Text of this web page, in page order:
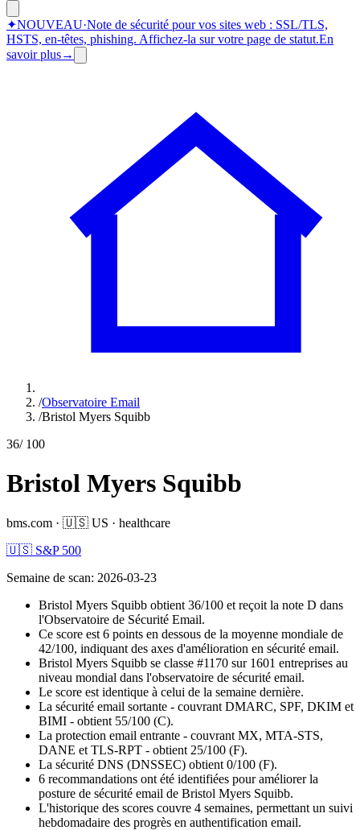
✦NOUVEAU·Note de sécurité pour vos sites web : SSL/TLS,
HSTS, en-têtes, phishing. Affichez-la sur votre page de statut.En
savoir plus→
/Observatoire Email
/Bristol Myers Squibb
36/ 100
Bristol Myers Squibb
bms.com · 🇺🇸 US · healthcare
🇺🇸 S&P 500
Semaine de scan: 2026-03-23
Bristol Myers Squibb obtient 36/100 et reçoit la note D dans
l'Observatoire de Sécurité Email.
Ce score est 6 points en dessous de la moyenne mondiale de
42/100, indiquant des axes d'amélioration en sécurité email.
Bristol Myers Squibb se classe #1170 sur 1601 entreprises au
niveau mondial dans l'observatoire de sécurité email.
Le score est identique à celui de la semaine dernière.
La sécurité email sortante - couvrant DMARC, SPF, DKIM et
BIMI - obtient 55/100 (C).
La protection email entrante - couvrant MX, MTA-STS,
DANE et TLS-RPT - obtient 25/100 (F).
La sécurité DNS (DNSSEC) obtient 0/100 (F).
6 recommandations ont été identifiées pour améliorer la
posture de sécurité email de Bristol Myers Squibb.
L'historique des scores couvre 4 semaines, permettant un suivi
hebdomadaire des progrès en authentification email.